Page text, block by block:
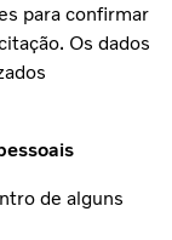
para confirmar
Os dados
de alguns